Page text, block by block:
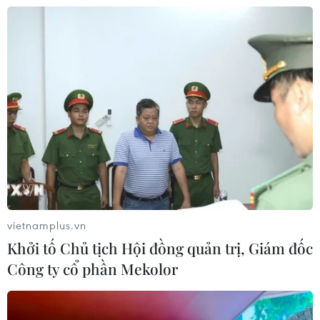
16/07/2026 07:55
Khởi công dự án nhà ở xã hội cho lực
lượng Công an nhân dân tại TP Hồ
Chí Minh
16/07/2026 06:42
Xem thêm
vietnamplus.vn
Khởi tố Chủ tịch Hội đồng quản trị, Giám đốc
Công ty cổ phần Mekolor